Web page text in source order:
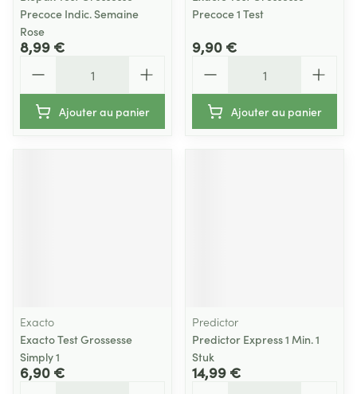
Precoce Indic. Semaine
Rose
8,99 €
Ajouter au panier
Precoce 1 Test
9,90 €
Ajouter au panier
Exacto
Exacto Test Grossesse
Simply 1
6,90 €
Predictor
Predictor Express 1 Min. 1
Stuk
14,99 €